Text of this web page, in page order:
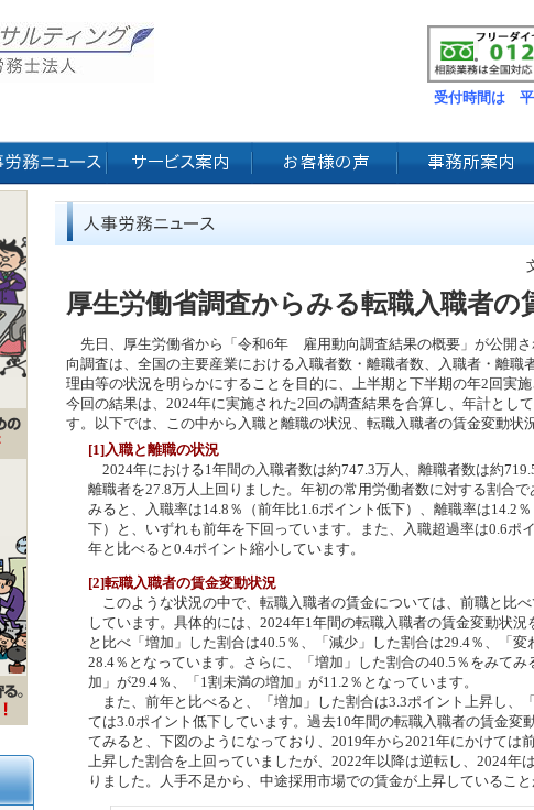
受付時間は 平
厚生労働省調査からみる転職入職者の
先日、厚生労働省から「令和6年 雇用動向調査結果の概要」が公開さ
向調査は、全国の主要産業における入職者数・離職者数、入職者・離職
理由等の状況を明らかにすることを目的に、上半期と下半期の年2回実施
今回の結果は、2024年に実施された2回の調査結果を合算し、年計とし
す。以下では、この中から入職と離職の状況、転職入職者の賃金変動状
[1]入職と離職の状況
2024年における1年間の入職者数は約747.3万人、離職者数は約
離職者を27.8万人上回りました。年初の常用労働者数に対する割合
みると、入職率は14.8％（前年比1.6ポイント低下）、離職率は14.2
下）と、いずれも前年を下回っています。また、入職超過率は0.6ポ
年と比べると0.4ポイント縮小しています。
[2]転職入職者の賃金変動状況
このような状況の中で、転職入職者の賃金については、前職と比
しています。具体的には、2024年1年間の転職入職者の賃金変動状
と比べ「増加」した割合は40.5％、「減少」した割合は29.4％、「変
28.4％となっています。さらに、「増加」した割合の40.5％をみてみ
加」が29.4％、「1割未満の増加」が11.2％となっています。
また、前年と比べると、「増加」した割合は3.3ポイント上昇し、
ては3.0ポイント低下しています。過去10年間の転職入職者の賃金変
てみると、下図のようになっており、2019年から2021年にかけては
上昇した割合を上回っていましたが、2022年以降は逆転し、2024年
りました。人手不足から、中途採用市場での賃金が上昇していること